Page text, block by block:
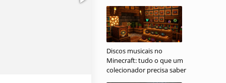
Discos musicais no
Minecraft: tudo o que um
colecionador precisa saber